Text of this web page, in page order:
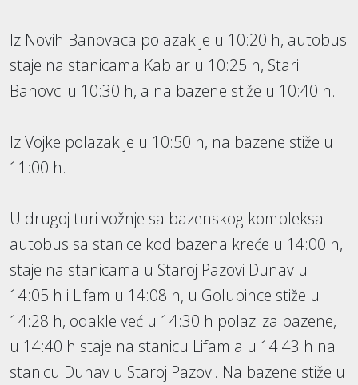
Iz Novih Banovaca polazak je u 10:20 h, autobus
staje na stanicama Kablar u 10:25 h, Stari
Banovci u 10:30 h, a na bazene stiže u 10:40 h.
Iz Vojke polazak je u 10:50 h, na bazene stiže u
11:00 h.
U drugoj turi vožnje sa bazenskog kompleksa
autobus sa stanice kod bazena kreće u 14:00 h,
staje na stanicama u Staroj Pazovi Dunav u
14:05 h i Lifam u 14:08 h, u Golubince stiže u
14:28 h, odakle već u 14:30 h polazi za bazene,
u 14:40 h staje na stanicu Lifam a u 14:43 h na
stanicu Dunav u Staroj Pazovi. Na bazene stiže u